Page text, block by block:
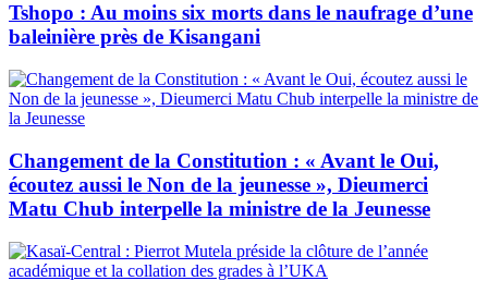
Tshopo : Au moins six morts dans le naufrage d’une
baleinière près de Kisangani
Changement de la Constitution : « Avant le Oui,
écoutez aussi le Non de la jeunesse », Dieumerci
Matu Chub interpelle la ministre de la Jeunesse